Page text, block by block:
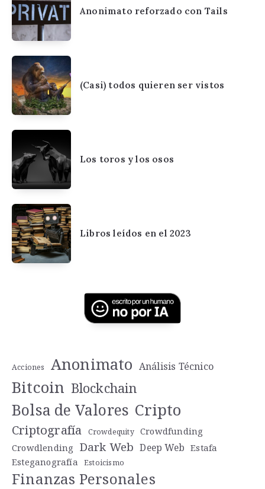
Anonimato reforzado con Tails
(Casi) todos quieren ser vistos
Los toros y los osos
Libros leídos en el 2023
Acciones Anonimato Análisis Técnico
Bitcoin Blockchain
Bolsa de Valores Cripto
Criptografía Crowdequity
Crowdfunding
Crowdlending Dark Web Deep Web Estafa
Esteganografía
Estoicismo
Finanzas Personales